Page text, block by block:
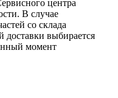
центра
В случае
со склада
доставки выбирается
момент